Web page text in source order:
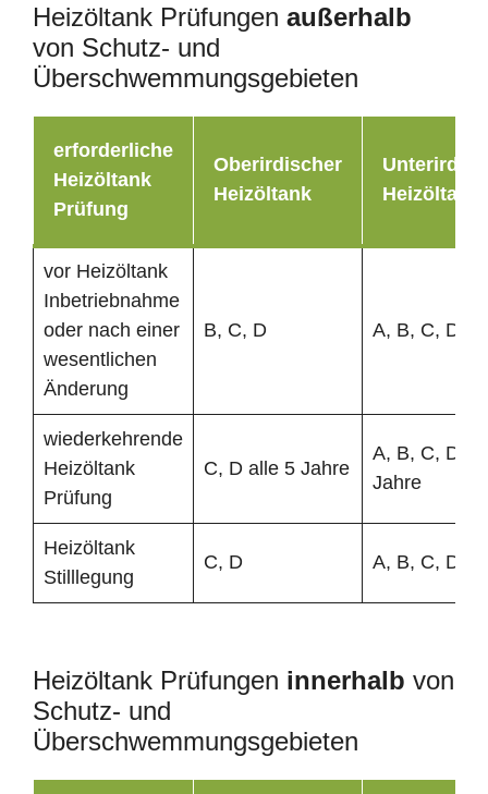
Heizöltank Prüfungen außerhalb
von Schutz- und
Überschwemmungsgebieten
erforderliche
Heizöltank
Prüfung
Oberirdischer
Heizöltank
Heizöltank
vor Heizöltank
Inbetriebnahme
oder nach einer
wesentlichen
Änderung
B, C, D A, B, C, D
wiederkehrende
Heizöltank
Prüfung
C, D alle 5 Jahre
A, B, C, D
Jahre
Heizöltank
Stilllegung
C, D A, B, C, D
Heizöltank Prüfungen innerhalb von
Schutz- und
Überschwemmungsgebieten